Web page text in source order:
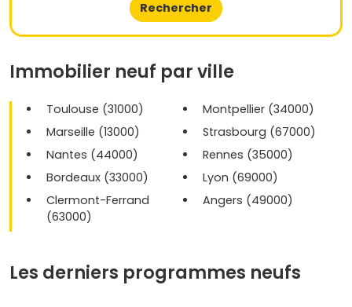
Rechercher
Immobilier neuf par ville
Toulouse (31000)
Montpellier (34000)
Marseille (13000)
Strasbourg (67000)
Nantes (44000)
Rennes (35000)
Bordeaux (33000)
Lyon (69000)
Clermont-Ferrand
(63000)
Angers (49000)
Les derniers programmes neufs